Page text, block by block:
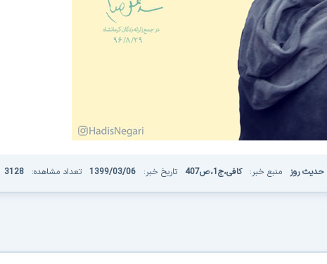
حدیث روز منبع خبر: کافی،ج1،ص407 تاریخ خبر: 1399/03/06 تعداد مشاهده: 3128